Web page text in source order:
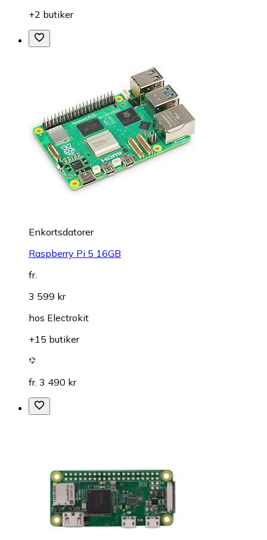
+2 butiker
Enkortsdatorer
Raspberry Pi 5 16GB
fr.
3 599 kr
hos Electrokit
+15 butiker
fr. 3 490 kr